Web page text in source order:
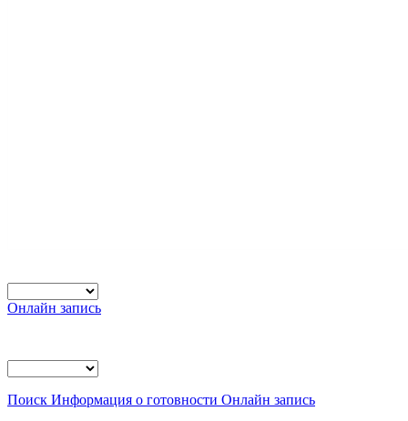
Онлайн запись
Поиск Информация о готовности Онлайн запись